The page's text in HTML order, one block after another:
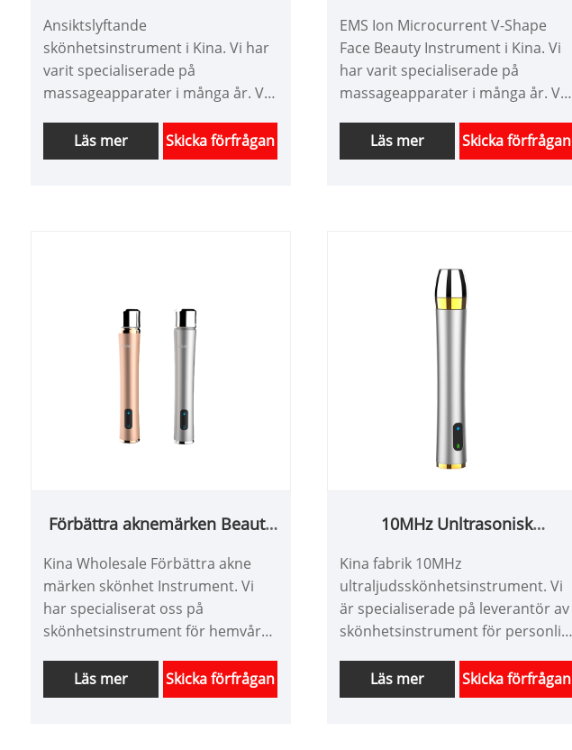
Ansiktslyftande
skönhetsinstrument i Kina. Vi har
varit specialiserade på
massageapparater i många år. Vi
skönhetsanordningar enligt dina
idéer och har en bra prisfördel. Vi
Läs mer Skicka förfrågan
EMS Ion Microcurrent V-Shape
Face Beauty Instrument i Kina. Vi
har varit specialiserade på
massageapparater i många år. Vi
skönhetsanordningar enligt dina
idéer och har en bra prisfördel. Vi
Läs mer Skicka förfrågan
Förbättra aknemärken Beauty
Kina Wholesale Förbättra akne
märken skönhet Instrument. Vi
har specialiserat oss på
skönhetsinstrument för hemvård i
skräddarsydda produkter för
skönhetsutrustning och har en
Läs mer Skicka förfrågan
10MHz Unltrasonisk
Kina fabrik 10MHz
ultraljudsskönhetsinstrument. Vi
är specialiserade på leverantör av
skönhetsinstrument för personlig
vara skräddarsydda produkter för
personlig vård med olika
Läs mer Skicka förfrågan